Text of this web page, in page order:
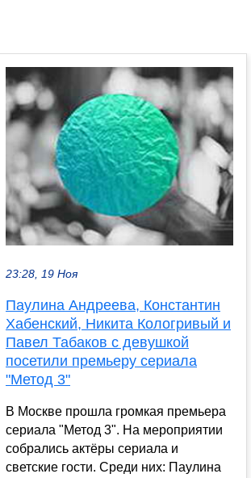
23:28, 19 Ноя
Паулина Андреева, Константин
Хабенский, Никита Кологривый и
Павел Табаков с девушкой
посетили премьеру сериала
"Метод 3"
В Москве прошла громкая премьера
сериала "Метод 3". На мероприятии
собрались актёры сериала и
светские гости. Среди них: Паулина